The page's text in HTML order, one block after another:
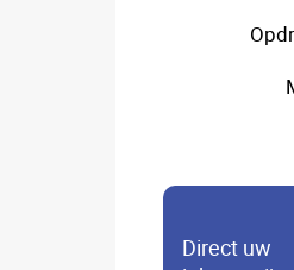
Direct uw